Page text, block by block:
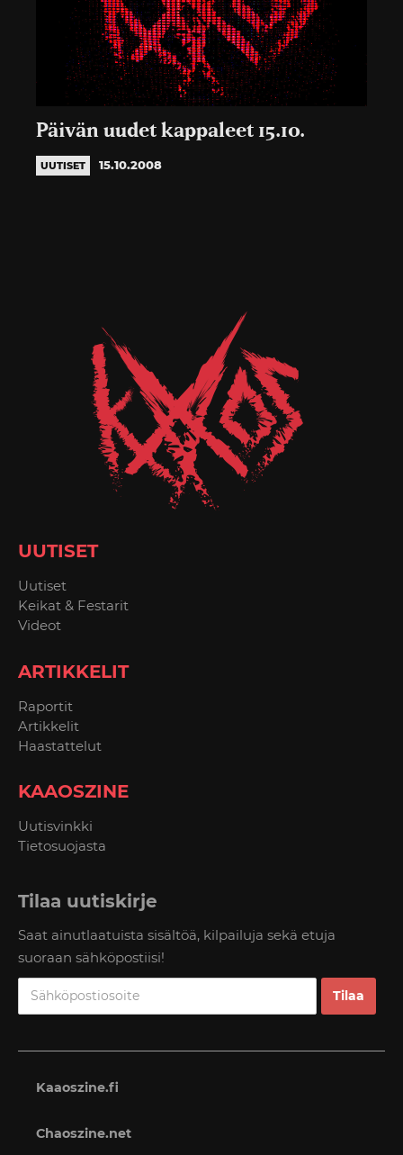
Päivän uudet kappaleet 15.10.
UUTISET 15.10.2008
UUTISET
Uutiset
Keikat & Festarit
Videot
ARTIKKELIT
Raportit
Artikkelit
Haastattelut
KAAOSZINE
Uutisvinkki
Tietosuojasta
Tilaa uutiskirje
Saat ainutlaatuista sisältöä, kilpailuja sekä etuja
suoraan sähköpostiisi!
Kaaoszine.fi
Chaoszine.net